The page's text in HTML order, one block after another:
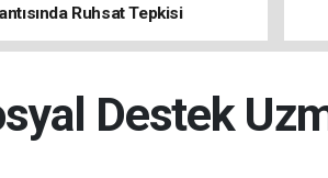
Ruhsat Tepkisi
Destek